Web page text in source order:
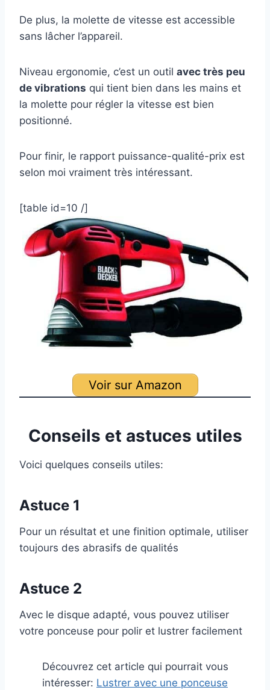
De plus, la molette de vitesse est accessible
sans lâcher l’appareil.
Niveau ergonomie, c’est un outil avec très peu
de vibrations qui tient bien dans les mains et
la molette pour régler la vitesse est bien
positionné.
Pour finir, le rapport puissance-qualité-prix est
selon moi vraiment très intéressant.
[table id=10 /]
Voir sur Amazon
Conseils et astuces utiles
Voici quelques conseils utiles:
Astuce 1
Pour un résultat et une finition optimale, utiliser
toujours des abrasifs de qualités
Astuce 2
Avec le disque adapté, vous pouvez utiliser
votre ponceuse pour polir et lustrer facilement
Découvrez cet article qui pourrait vous
intéresser: Lustrer avec une ponceuse